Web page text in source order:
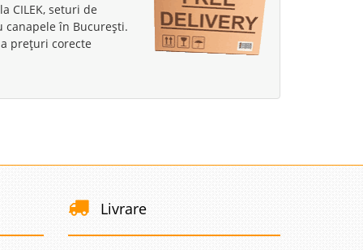
CILEK, seturi de
în București.
prețuri corecte
Livrare